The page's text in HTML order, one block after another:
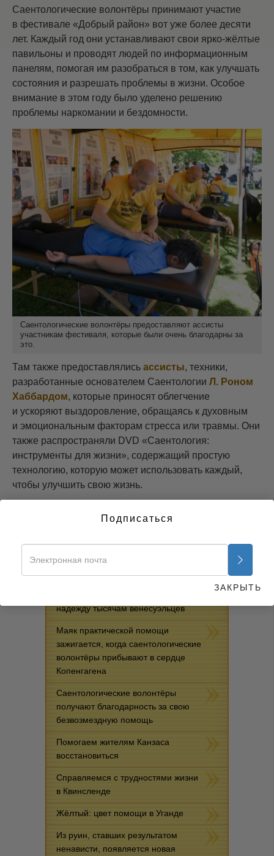
Саентологические волонтёры принимают участие
в фестивале «Добрый район» вот уже более десяти
лет. Каждый год они устанавливают свои ярко-жёлтые
павильоны и проводят людей по информационным
панелям, помогая им разобраться в том, как улучшать
состояния и разрешать проблемы в жизни. Особое
внимание в этом году было уделено решению
проблемы наркомании и бездомности.
Саентологические волонтёры предоставляют ассисты
участникам фестиваля, которые были очень благодарны за
это.
Там также предоставлялись ассисты, техники,
разработанные основателем Саентологии Л. Роном
Хаббардом, которые приносят облегчение
и ускоряют выздоровление, обращаясь к духовным
и эмоциональным факторам стресса или травмы. Они
также распространяли DVD «Саентология:
инструменты для жизни», содержащий простую
технологию, которую может использовать каждый,
чтобы улучшить свою жизнь.
надежду тысячам венесуэльцев
Маяк практической помощи
зажигается, когда саентологические
волонтёры прибывают в сердце
Копенгагена
Саентологические волонтёры
получают благодарность за свою
безвозмездную помощь
Помогаем жителям Канзаса
восстановиться
Справляемся с трудностями жизни
в Квинсленде
Жёлтый: цвет помощи в Уганде
Из руин, ставших результатом
ненависти, появляется новая
Подписаться
ЗАКРЫТЬ